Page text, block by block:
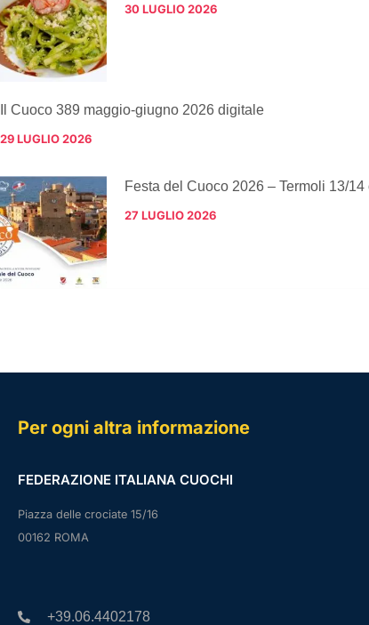
30 LUGLIO 2026
Il Cuoco 389 maggio-giugno 2026 digitale
29 LUGLIO 2026
Festa del Cuoco 2026 – Termoli 13/14
27 LUGLIO 2026
Per ogni altra informazione
FEDERAZIONE ITALIANA CUOCHI
Piazza delle crociate 15/16
00162 ROMA
+39.06.4402178